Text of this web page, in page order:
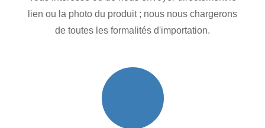
lien ou la photo du produit ; nous nous chargerons
de toutes les formalités d'importation.